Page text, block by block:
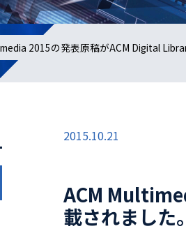
2015の発表原稿がACM Digital
2015.10.21
ACM
載されました。